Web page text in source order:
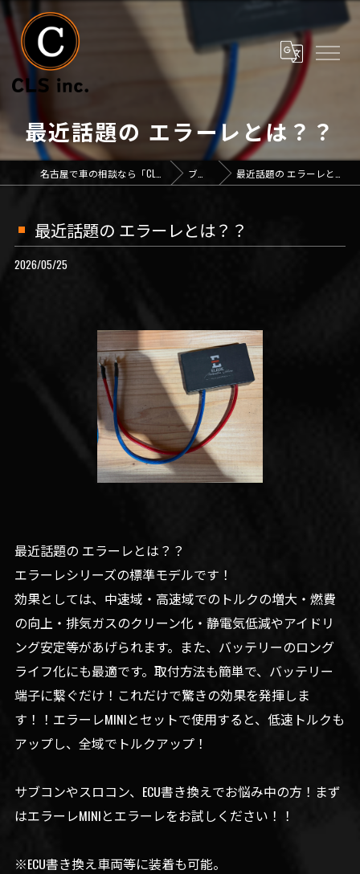
最近話題の エラーレとは？？
ブログ 最近話題の エラーレとは？？
最近話題の エラーレとは？？
2026/05/25
最近話題の エラーレとは？？
エラーレシリーズの標準モデルです！
効果としては、中速域・高速域でのトルクの増大・燃費
の向上・排気ガスのクリーン化・静電気低減やアイドリ
ング安定等があげられます。また、バッテリーのロング
ライフ化にも最適です。取付方法も簡単で、バッテリー
端子に繋ぐだけ！これだけで驚きの効果を発揮しま
す！！エラーレMINIとセットで使用すると、低速トルクも
アップし、全域でトルクアップ！
サブコンやスロコン、ECU書き換えでお悩み中の方！まず
はエラーレMINIとエラーレをお試しください！！
※ECU書き換え車両等に装着も可能。